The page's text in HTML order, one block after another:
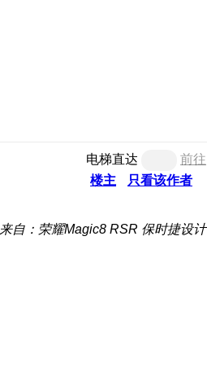
电梯直达
前往
楼主
只看该作者
来自：荣耀Magic8 RSR 保时捷设计